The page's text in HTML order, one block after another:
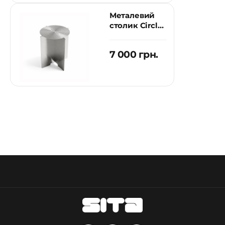
Це безкаркасне крсіло для сидіння має
80 см за висотою. Наявність декількох різних
чохлів дозволить доволі швидко змінити вид
- Комфортний за тактильними
Doris, має унікальну текстуру у
вигляді невеликих сот, м'який і тактильно
Металевий
столик Circle
7 000 грн.